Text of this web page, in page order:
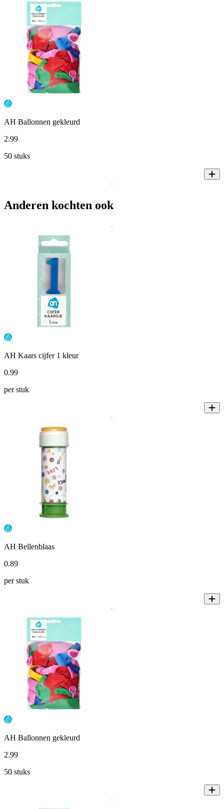
AH Ballonnen gekleurd
2.99
50 stuks
Anderen kochten ook
AH Kaars cijfer 1 kleur
0.99
per stuk
AH Bellenblaas
0.89
per stuk
AH Ballonnen gekleurd
2.99
50 stuks